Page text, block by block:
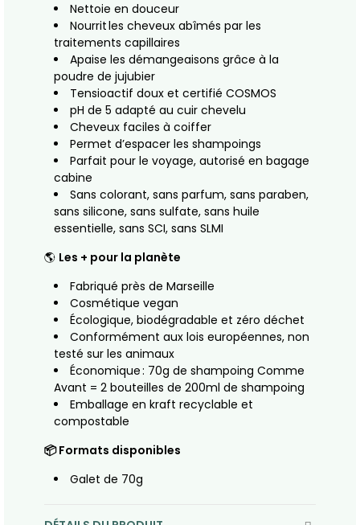
Nettoie en douceur
Nourrit les cheveux abîmés par les
traitements capillaires
Apaise les démangeaisons grâce à la
poudre de jujubier
Tensioactif doux et certifié COSMOS
pH de 5 adapté au cuir chevelu
Cheveux faciles à coiffer
Permet d’espacer les shampoings
Parfait pour le voyage, autorisé en bagage
cabine
Sans colorant, sans parfum, sans paraben,
sans silicone, sans sulfate, sans huile
essentielle, sans SCI, sans SLMI
🌎 Les + pour la planète
Fabriqué près de Marseille
Cosmétique vegan
Écologique, biodégradable et zéro déchet
Conformément aux lois européennes, non
testé sur les animaux
Économique : 70g de shampoing Comme
Avant = 2 bouteilles de 200ml de shampoing
Emballage en kraft recyclable et
compostable
📦 Formats disponibles
Galet de 70g